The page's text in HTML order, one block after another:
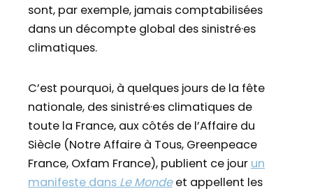
sont, par exemple, jamais comptabilisées
dans un décompte global des sinistré·es
climatiques.
C’est pourquoi, à quelques jours de la fête
nationale, des sinistré·es climatiques de
toute la France, aux côtés de l’Affaire du
Siècle (Notre Affaire à Tous, Greenpeace
France, Oxfam France), publient ce jour un
manifeste dans Le Mondeet appellent les